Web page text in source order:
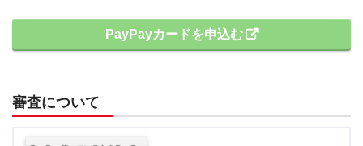
PayPayカードを申込む
審査について